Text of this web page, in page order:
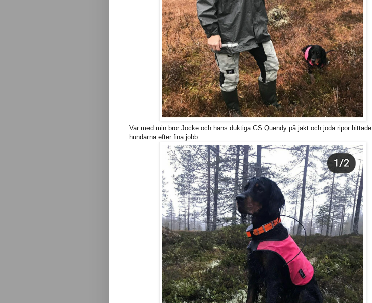
Var med min bror Jocke och hans duktiga GS Quendy på jakt och jodå ripor hittade
hundarna efter fina jobb.